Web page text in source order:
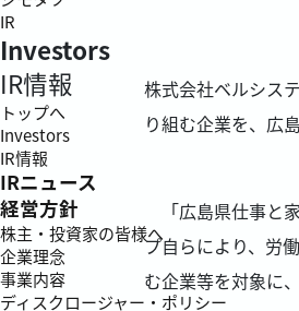
IR
Investors
IR情報
トップへ
Investors
IR情報
IRニュース
経営方針
株主・投資家の皆様へ
企業理念
事業内容
ディスクロージャー・ポリシー
株式会社ベルシス
り組む企業を、広
「広島県仕事と
プ自らにより、労
む企業等を対象に